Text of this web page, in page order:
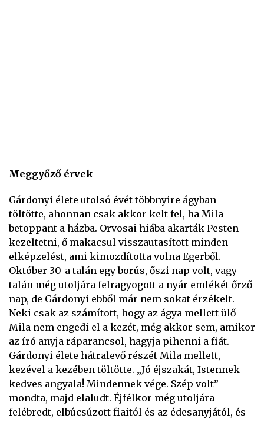
Meggyőző érvek
Gárdonyi élete utolsó évét többnyire ágyban
töltötte, ahonnan csak akkor kelt fel, ha Mila
betoppant a házba. Orvosai hiába akarták Pesten
kezeltetni, ő makacsul visszautasított minden
elképzelést, ami kimozdította volna Egerből.
Október 30-a talán egy borús, őszi nap volt, vagy
talán még utoljára felragyogott a nyár emlékét őrző
nap, de Gárdonyi ebből már nem sokat érzékelt.
Neki csak az számított, hogy az ágya mellett ülő
Mila nem engedi el a kezét, még akkor sem, amikor
az író anyja ráparancsol, hagyja pihenni a fiát.
Gárdonyi élete hátralevő részét Mila mellett,
kezével a kezében töltötte. „Jó éjszakát, Istennek
kedves angyala! Mindennek vége. Szép volt” –
mondta, majd elaludt. Éjfélkor még utoljára
felébredt, elbúcsúzott fiaitól és az édesanyjától, és